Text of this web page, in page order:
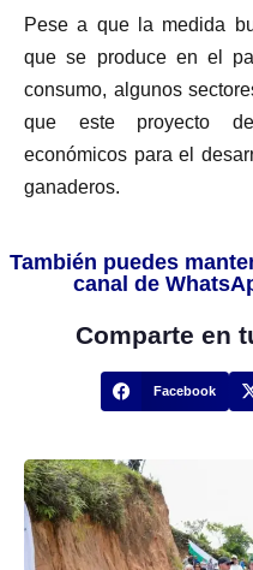
Pese a que la medida
que se produce en el
consumo, algunos
que este proyecto
económicos para el
ganaderos.
También puedes
canal de
Comparte en
Facebook